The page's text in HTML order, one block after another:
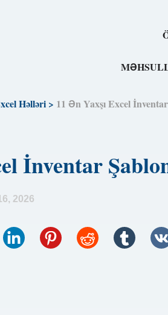
Həlləri> 11 Ən Yaxşı Excel
İnventar
2026